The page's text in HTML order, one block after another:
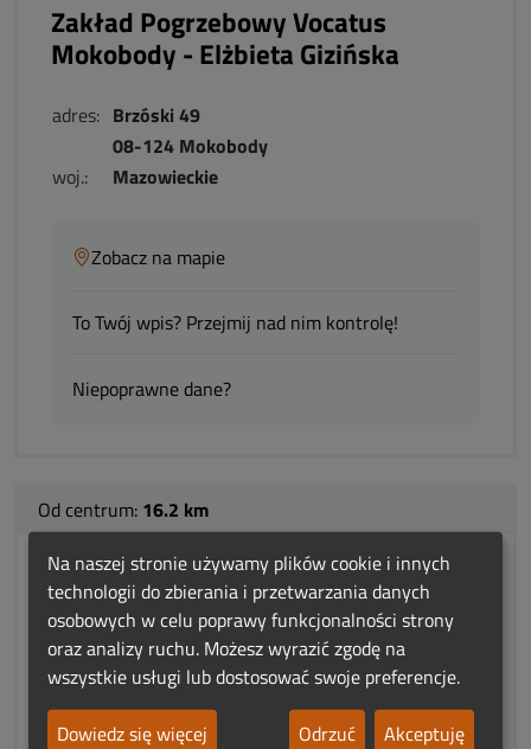
Zakład Pogrzebowy Vocatus
Mokobody - Elżbieta Gizińska
adres: Brzóski 49
08-124 Mokobody
woj.:
Mazowieckie
Zobacz na mapie
To Twój wpis? Przejmij nad nim kontrolę!
Niepoprawne dane?
Od centrum: 16.2 km
FIRMA MIRKIEWICZ- usługi
pogrzebowe
adres: Nowa 1A
08-300 Sokołów Podlaski
woj.:
Mazowieckie
Na naszej stronie używamy plików cookie i innych
technologii do zbierania i przetwarzania danych
osobowych w celu poprawy funkcjonalności strony
oraz analizy ruchu. Możesz wyrazić zgodę na
wszystkie usługi lub dostosować swoje preferencje.
Dowiedz się więcej
Odrzuć Akceptuję